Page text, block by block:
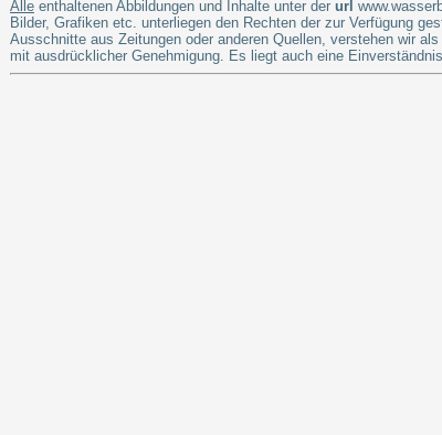
Alle enthaltenen Abbildungen und Inhalte unter der url
Bilder, Grafiken etc. unterliegen den Rechten der zur Verfügung
Ausschnitte aus Zeitungen oder anderen Quellen, verstehen wir
mit ausdrücklicher Genehmigung. Es liegt auch eine